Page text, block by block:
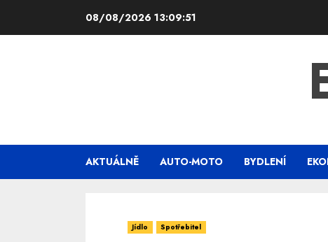
08/08/2026 13:09:52
AKTUÁLNĚ AUTO-MOTO BYDLENÍ
Jídlo Spotřebitel